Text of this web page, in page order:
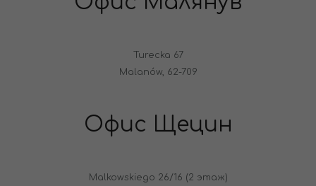
Turecka 67
Malanów, 62-709
Офис Щецин
Malkowskiego 26/16 (2 этаж)